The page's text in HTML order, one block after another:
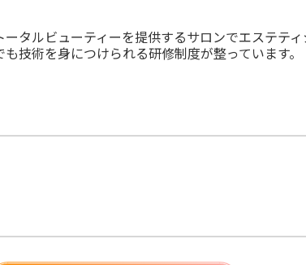
タルビューティーを提供するサロンでエステティ
技術を身につけられる研修制度が整っています。